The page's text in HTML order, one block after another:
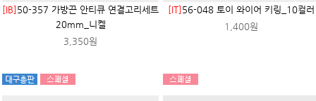
[IB] 50-357 가방끈 안티큐 연결고리세트
20mm_니켈
3,350원
[IT] 56-048 토이 와이어 키링_10컬러
1,400원